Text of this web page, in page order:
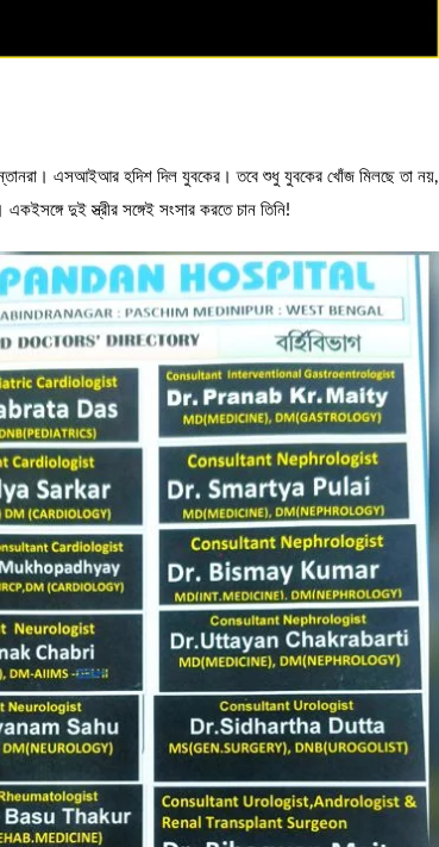
সন্তানরা। এসআইআর হদিশ দিল যুবকের। তবে শুধু যুবকের খোঁজ মিলছে তা নয়,
দুই স্ত্রীর সঙ্গেই সংসার করতে চান তিনি!